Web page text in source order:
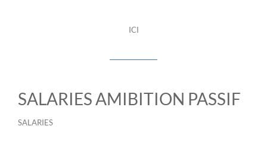
ICI
SALARIES AMIBITION PASSIF
SALARIES